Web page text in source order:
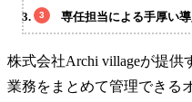
専任担当による手厚い
株式会社Archi villageが提
業務をまとめて管理できる